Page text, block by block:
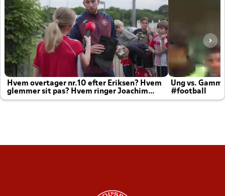
Hvem overtager nr.10 efter Eriksen? Hvem
glemmer sit pas? Hvem ringer Joachim
altid til efter kampe?
Ung vs.
#football